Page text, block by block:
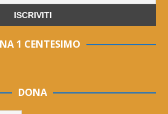
1 CENTESIMO
DONA